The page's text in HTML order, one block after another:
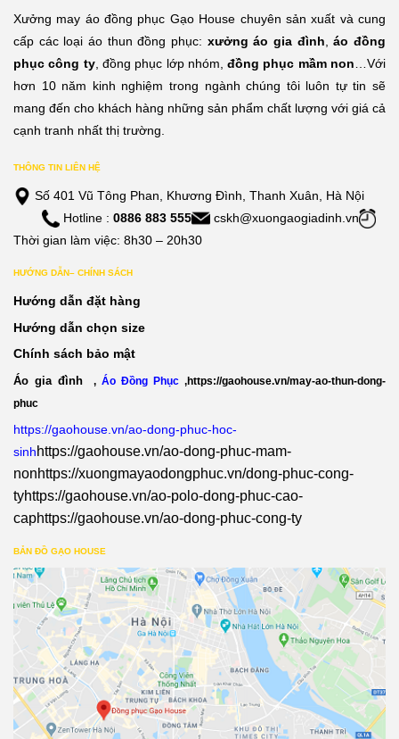
Xưởng may áo đồng phục Gạo House chuyên sản xuất và cung
cấp các loại áo thun đồng phục: xưởng áo gia đình ,áo đồng
phục công ty, đồng phục lớp nhóm,đồng phục mầm non …Với
hơn 10 năm kinh nghiệm trong ngành chúng tôi luôn tự tin sẽ
mang đến cho khách hàng những sản phẩm chất lượng với giá cả
cạnh tranh nhất thị trường.
THÔNG TIN LIÊN HỆ
Số 401 Vũ Tông Phan, Khương Đình, Thanh Xuân, Hà Nội
Hotline : 0886 883 555
cskh@xuongaogiadinh.vn
Thời gian làm việc: 8h30 – 20h30
HƯỚNG DẪN– CHÍNH SÁCH
Hướng dẫn đặt hàng
Hướng dẫn chọn size
Chính sách bảo mật
Áo gia đình , Áo Đồng Phục ,https://gaohouse.vn/may-ao-thun-dong-
phuc
https://gaohouse.vn/ao-dong-phuc-hoc-
sinhhttps://gaohouse.vn/ao-dong-phuc-mam-
nonhttps://xuongmayaodongphuc.vn/dong-phuc-cong-
tyhttps://gaohouse.vn/ao-polo-dong-phuc-cao-
caphttps://gaohouse.vn/ao-dong-phuc-cong-ty
BẢN ĐỒ GẠO HOUSE